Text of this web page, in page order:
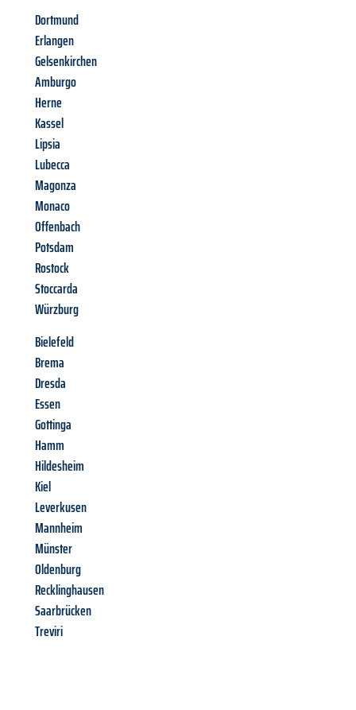
Dortmund
Erlangen
Gelsenkirchen
Amburgo
Herne
Kassel
Lipsia
Lubecca
Magonza
Monaco
Offenbach
Potsdam
Rostock
Stoccarda
Würzburg
Bielefeld
Brema
Dresda
Essen
Gottinga
Hamm
Hildesheim
Kiel
Leverkusen
Mannheim
Münster
Oldenburg
Recklinghausen
Saarbrücken
Treviri